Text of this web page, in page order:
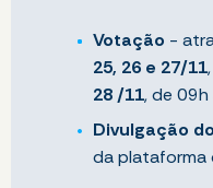
Votação -
25, 26 e 27/11
28 /11, de
Divulgação
da plataforma